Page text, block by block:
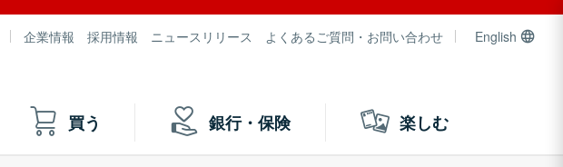
企業情報 採用情報 ニュースリリース よくあるご質問・お問い合わせ English
買う 銀行・保険 楽しむ